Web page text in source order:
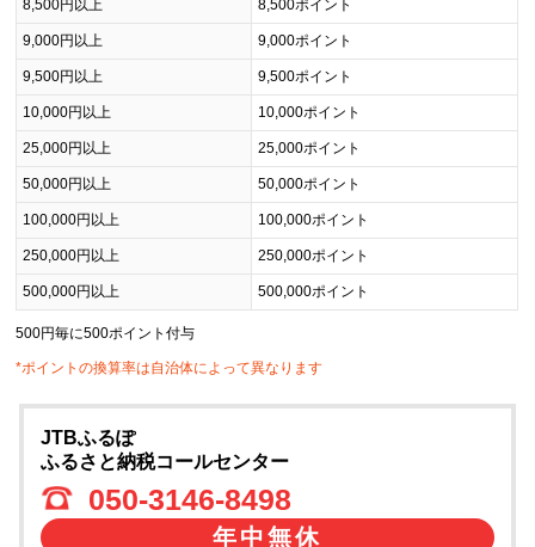
8,500円以上 8,500ポイント
9,000円以上 9,000ポイント
9,500円以上 9,500ポイント
10,000円以上 10,000ポイント
25,000円以上 25,000ポイント
50,000円以上 50,000ポイント
100,000円以上 100,000ポイント
250,000円以上 250,000ポイント
500,000円以上 500,000ポイント
500円毎に500ポイント付与
*ポイントの換算率は自治体によって異なります
JTBふるぽ
ふるさと納税コールセンター
050-3146-8498
年中無休